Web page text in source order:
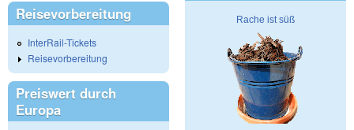
Reisevorbereitung
InterRail-Tickets
Reisevorbereitung
Preiswert durch
Europa
Rache ist süß